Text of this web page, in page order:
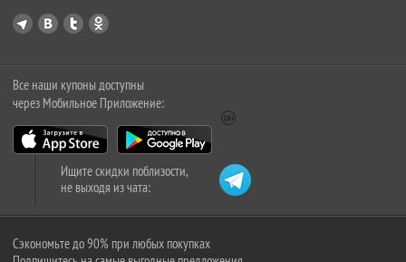
Все наши купоны доступны
через Мобильное Приложение:
Ищите скидки поблизости,
не выходя из чата:
Сэкономьте до 90% при любых покупках